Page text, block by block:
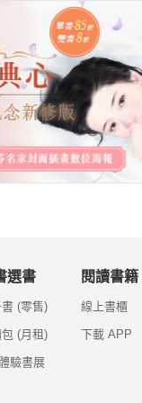
選書
(零售)
(月租)
驗書展
閱讀書籍
線上書櫃
下載 APP